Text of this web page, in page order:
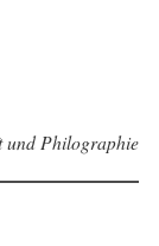
und Philographie